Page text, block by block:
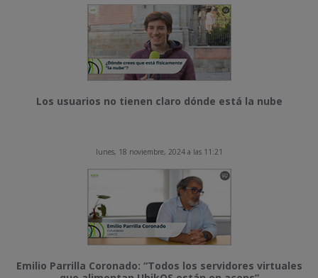
Los usuarios no tienen claro dónde está la nube
lunes, 18 noviembre, 2024 a las 11:21
Emilio Parrilla Coronado: “Todos los servidores virtuales